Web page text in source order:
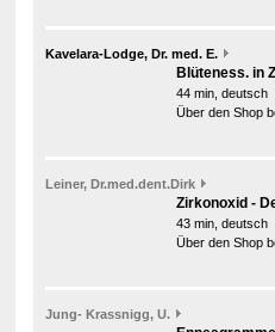
Kavelara-Lodge, Dr. med. E.
Blüteness. in
44 min, deutsch
Über den Shop
Leiner, Dr.med.dent.Dirk
Zirkonoxid -
43 min, deutsch
Über den Shop
Jung- Krassnigg, U.